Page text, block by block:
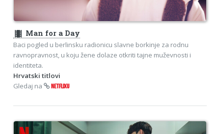
theaters Man for a Day
Baci pogled u berlinsku radionicu slavne borkinje za rodnu
ravnopravnost, u koju žene dolaze otkriti tajne muževnosti i
identiteta.
Hrvatski titlovi
Gledaj na
NETFLIXU